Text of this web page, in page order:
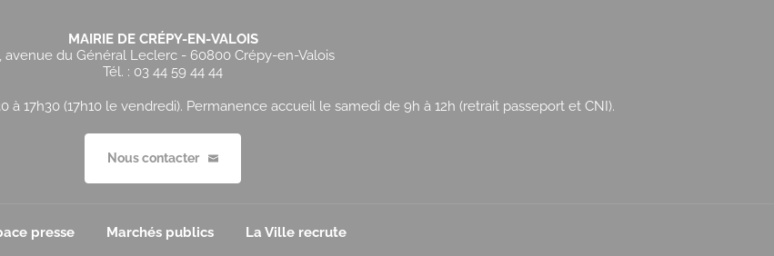
MAIRIE DE CRÉPY-EN-VALOIS
avenue du Général Leclerc - 60800 Crépy-en-Valois
Tél. : 03 44 59 44 44
à 17h30 (17h10 le vendredi). Permanence accueil le samedi de 9h à 12h (retrait passeport et CNI).
Nous contacter
presse Marchés publics La Ville recrute